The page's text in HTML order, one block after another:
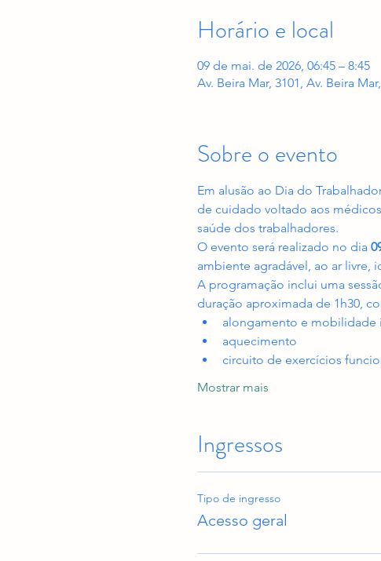
Horário e local
09 de mai. de 2026, 06:45 – 8:45
Av. Beira Mar, 3101, Av. Beira
Sobre o evento
Em alusão ao Dia do
de cuidado voltado aos
saúde dos trabalhadores.
O evento será realizado no dia
ambiente agradável, ao ar livre,
A programação inclui uma
duração aproximada de 1h30,
alongamento e mobilidade
aquecimento
circuito de exercícios
Mostrar mais
Ingressos
Tipo de ingresso
Acesso geral